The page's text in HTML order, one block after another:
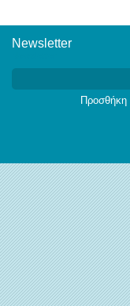
Newsletter